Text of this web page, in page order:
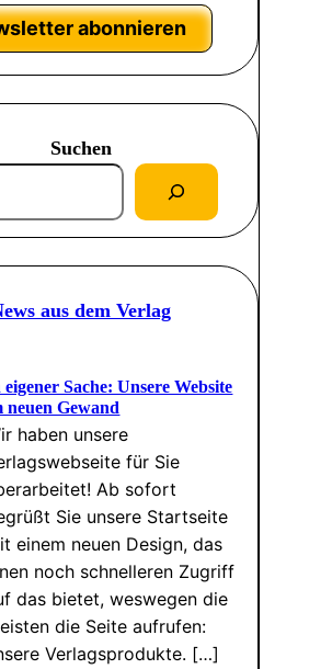
abonnieren
Suchen
aus dem Verlag
eigener Sache: Unsere Website
neuen Gewand
haben unsere
für Sie
Ab sofort
Sie unsere Startseite
einem neuen Design, das
noch schnelleren Zugriff
das bietet, weswegen die
die Seite aufrufen:
Verlagsprodukte. […]